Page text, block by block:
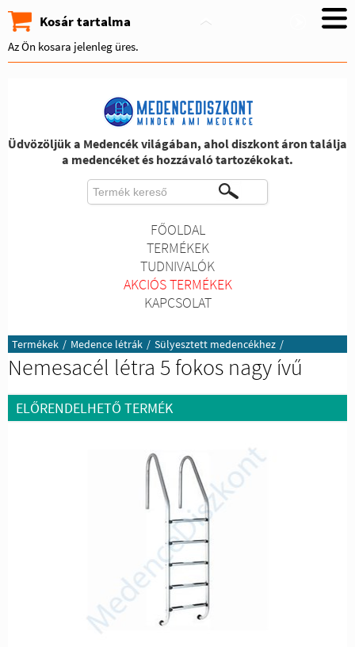
Kosár tartalma
Az Ön kosara jelenleg üres.
Üdvözöljük a Medencék világában, ahol diszkont áron találja
a medencéket és hozzávaló tartozékokat.
FŐOLDAL
TERMÉKEK
TUDNIVALÓK
AKCIÓS TERMÉKEK
KAPCSOLAT
Termékek / Medence létrák / Sülyesztett medencékhez /
Nemesacél létra 5 fokos nagy ívű
ELŐRENDELHETŐ TERMÉK